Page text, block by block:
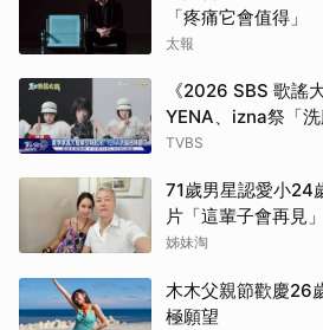
「疼痛它會值得」
太報
《2026 SBS 歌謠
YENA、izna祭「洗
TVBS
71歲男星認愛小24
片「這輩子會再見
緣
姊妹淘
木木父親節歡慶
極願望